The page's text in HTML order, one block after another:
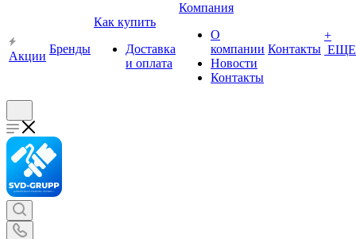
Акции
Бренды
Как купить
Доставка
и оплата
Компания
О
компании
Новости
Контакты
Контакты
+
ЕЩЕ